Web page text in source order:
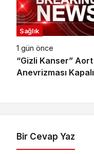
Sağlık
1 gün önce
“Gizli Kanser” Aort
Anevrizması Kapalı
Bir Cevap Yaz